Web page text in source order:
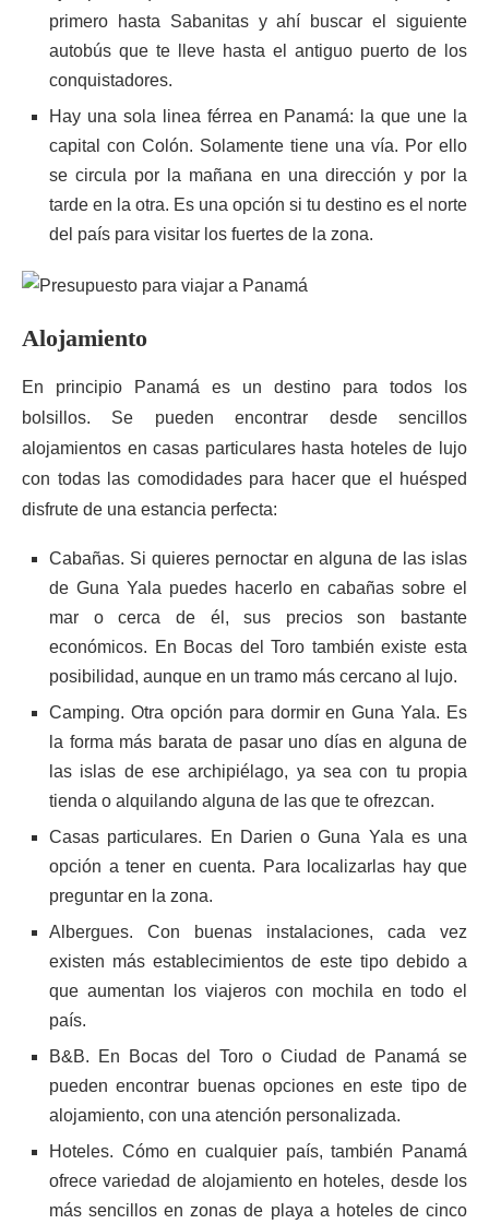
primero hasta Sabanitas y ahí buscar el siguiente
autobús que te lleve hasta el antiguo puerto de los
conquistadores.
Hay una sola linea férrea en Panamá: la que une la
capital con Colón. Solamente tiene una vía. Por ello
se circula por la mañana en una dirección y por la
tarde en la otra. Es una opción si tu destino es el norte
del país para visitar los fuertes de la zona.
Alojamiento
En principio Panamá es un destino para todos los
bolsillos. Se pueden encontrar desde sencillos
alojamientos en casas particulares hasta hoteles de lujo
con todas las comodidades para hacer que el huésped
disfrute de una estancia perfecta:
Cabañas. Si quieres pernoctar en alguna de las islas
de Guna Yala puedes hacerlo en cabañas sobre el
mar o cerca de él, sus precios son bastante
económicos. En Bocas del Toro también existe esta
posibilidad, aunque en un tramo más cercano al lujo.
Camping. Otra opción para dormir en Guna Yala. Es
la forma más barata de pasar uno días en alguna de
las islas de ese archipiélago, ya sea con tu propia
tienda o alquilando alguna de las que te ofrezcan.
Casas particulares. En Darien o Guna Yala es una
opción a tener en cuenta. Para localizarlas hay que
preguntar en la zona.
Albergues. Con buenas instalaciones, cada vez
existen más establecimientos de este tipo debido a
que aumentan los viajeros con mochila en todo el
país.
B&B. En Bocas del Toro o Ciudad de Panamá se
pueden encontrar buenas opciones en este tipo de
alojamiento, con una atención personalizada.
Hoteles. Cómo en cualquier país, también Panamá
ofrece variedad de alojamiento en hoteles, desde los
más sencillos en zonas de playa a hoteles de cinco